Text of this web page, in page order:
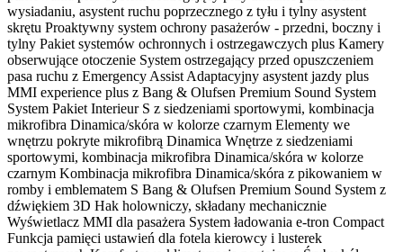
wysiadaniu, asystent ruchu poprzecznego z tyłu i tylny asystent
skrętu Proaktywny system ochrony pasażerów - przedni, boczny i
tylny Pakiet systemów ochronnych i ostrzegawczych plus Kamery
obserwujące otoczenie System ostrzegający przed opuszczeniem
pasa ruchu z Emergency Assist Adaptacyjny asystent jazdy plus
MMI experience plus z Bang & Olufsen Premium Sound System
System Pakiet Interieur S z siedzeniami sportowymi, kombinacja
mikrofibra Dinamica/skóra w kolorze czarnym Elementy we
wnętrzu pokryte mikrofibrą Dinamica Wnętrze z siedzeniami
sportowymi, kombinacja mikrofibra Dinamica/skóra w kolorze
czarnym Kombinacja mikrofibra Dinamica/skóra z pikowaniem w
romby i emblematem S Bang & Olufsen Premium Sound System z
dźwiękiem 3D Hak holowniczy, składany mechanicznie
Wyświetlacz MMI dla pasażera System ładowania e-tron Compact
Funkcja pamięci ustawień dla fotela kierowcy i lusterek